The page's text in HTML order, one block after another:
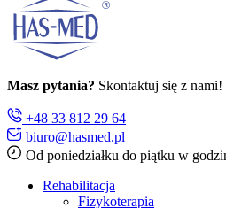
Masz pytania? Skontaktuj się z nami!
+48 33 812 29 64
biuro@hasmed.pl
Od poniedziałku do piątku w
Rehabilitacja
Fizykoterapia